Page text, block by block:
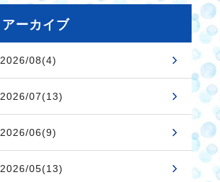
アーカイブ
2026/08(4)
2026/07(13)
2026/06(9)
2026/05(13)